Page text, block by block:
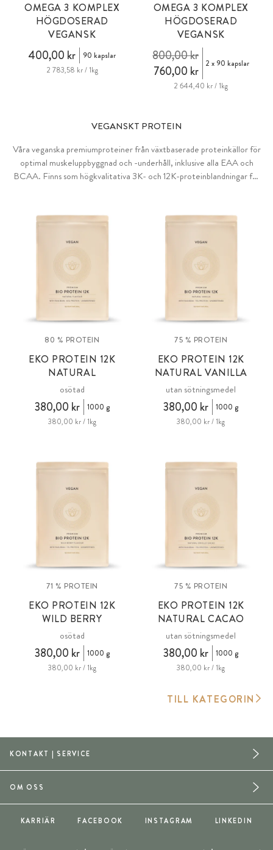
OMEGA 3 KOMPLEX
HÖGDOSERAD
VEGANSK
400,00 kr
90 kapslar
2 783,58 kr / 1kg
OMEGA 3 KOMPLEX
HÖGDOSERAD
VEGANSK
760,00 kr
800,00 kr 2 x 90 kapslar
2 644,40 kr / 1kg
VEGANSKT PROTEIN
Våra veganska premiumproteiner från växtbaserade proteinkällor för
optimal muskeluppbyggnad och -underhåll, inklusive alla EAA och
BCAA. Finns som högkvalitativa 3K- och 12K-proteinblandningar för
träning, under dietperioder och för en vegansk livsstil.
80 % PROTEIN
EKO PROTEIN 12K
NATURAL
osötad
380,00 kr
1000 g
380,00 kr / 1kg
75 % PROTEIN
EKO PROTEIN 12K
NATURAL VANILLA
utan sötningsmedel
380,00 kr
1000 g
380,00 kr / 1kg
71 % PROTEIN
EKO PROTEIN 12K
WILD BERRY
osötad
380,00 kr
1000 g
380,00 kr / 1kg
75 % PROTEIN
EKO PROTEIN 12K
NATURAL CACAO
utan sötningsmedel
380,00 kr
1000 g
380,00 kr / 1kg
TILL KATEGORIN
KONTAKT | SERVICE
OM OSS
KARRIÄR FACEBOOK INSTAGRAM LINKEDIN